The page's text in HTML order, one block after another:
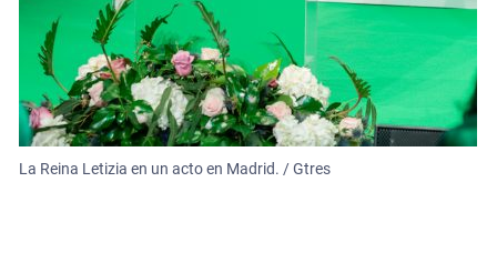
La Reina Letizia en un acto en Madrid. / Gtres